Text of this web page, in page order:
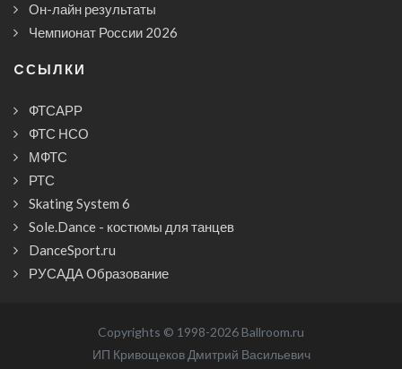
Он-лайн результаты
Чемпионат России 2026
CСЫЛКИ
ФТСАРР
ФТС НСО
МФТС
РТС
Skating System 6
Sole.Dance - костюмы для танцев
DanceSport.ru
РУСАДА Образование
Copyrights © 1998-2026 Ballroom.ru
ИП Кривощеков Дмитрий Васильевич